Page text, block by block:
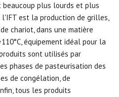
plus lourds et plus
est la production de grilles,
chariot, dans une matière
équipement idéal pour la
sont utilisés par
phases de pasteurisation des
de congélation, de
tous les produits